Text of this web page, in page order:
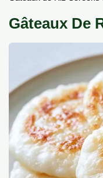
Gâteaux De